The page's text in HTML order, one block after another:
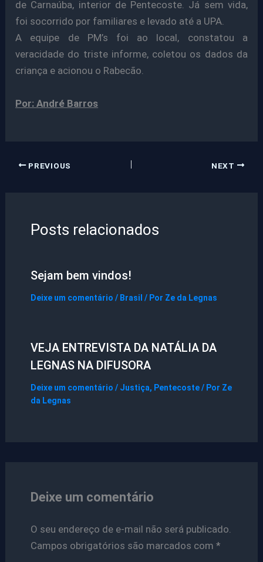
de Carnaúba, interior de Pentecoste. Já sem vida,
foi socorrido por familiares e levado até a UPA.
A equipe de PM’s foi ao local, constatou a
veracidade do triste informe, coletou os dados da
criança e acionou o Rabecão.
Por: André Barros
PREVIOUS NEXT
Posts relacionados
Sejam bem vindos!
Deixe um comentário / Brasil / Por Ze da Legnas
VEJA ENTREVISTA DA NATÁLIA DA
LEGNAS NA DIFUSORA
Deixe um comentário / Justiça, Pentecoste/ Por Ze
da Legnas
Deixe um comentário
O seu endereço de e-mail não será publicado.
Campos obrigatórios são marcados com *